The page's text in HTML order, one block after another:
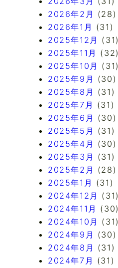
2026年2月 (28)
2026年1月 (31)
2025年12月 (31)
2025年11月 (32)
2025年10月 (31)
2025年9月 (30)
2025年8月 (31)
2025年7月 (31)
2025年6月 (30)
2025年5月 (31)
2025年4月 (30)
2025年3月 (31)
2025年2月 (28)
2025年1月 (31)
2024年12月 (31)
2024年11月 (30)
2024年10月 (31)
2024年9月 (30)
2024年8月 (31)
2024年7月 (31)